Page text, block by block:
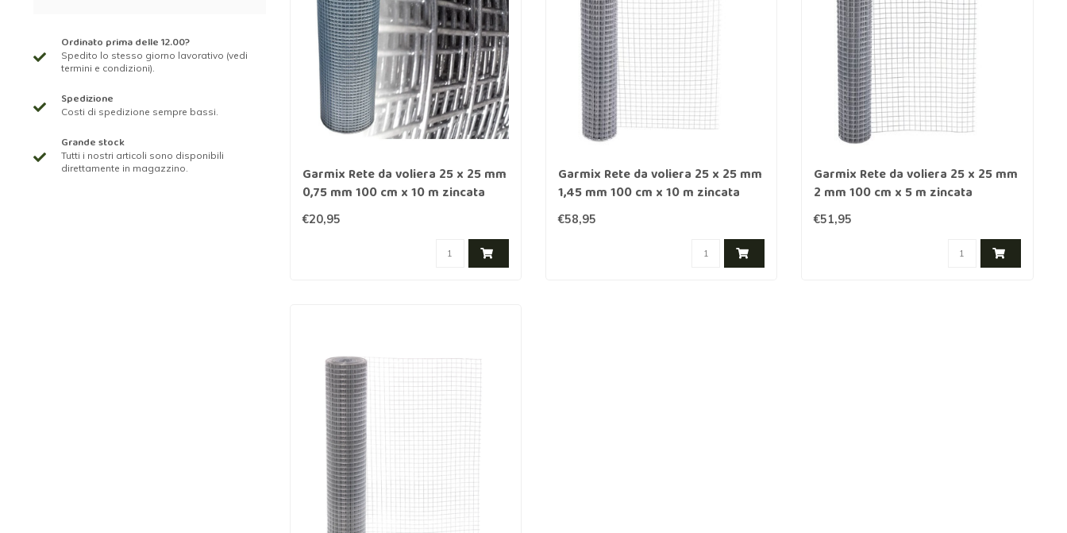
Ordinato prima delle 12.00?
Spedito lo stesso giorno lavorativo (vedi
termini e condizioni).
Spedizione
Costi di spedizione sempre bassi.
Grande stock
Tutti i nostri articoli sono disponibili
direttamente in magazzino.
Garmix Rete da voliera 25 x 25 mm
0,75 mm 100 cm x 10 m zincata
€20,95
Garmix Rete da voliera 25 x 25 mm
1,45 mm 100 cm x 10 m zincata
€58,95
Garmix Rete da voliera 25 x 25 mm
2 mm 100 cm x 5 m zincata
€51,95